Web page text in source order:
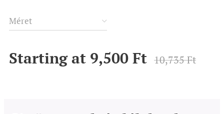
Méret
Starting at 9,500 Ft 10,735Ft